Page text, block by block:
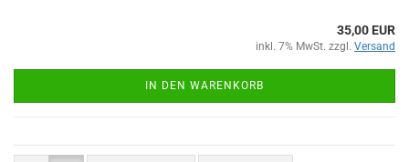
35,00 EUR
inkl. 7% MwSt. zzgl. Versand
IN DEN WARENKORB